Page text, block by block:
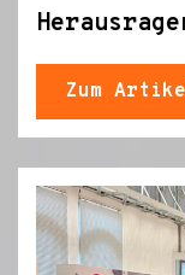
Zum